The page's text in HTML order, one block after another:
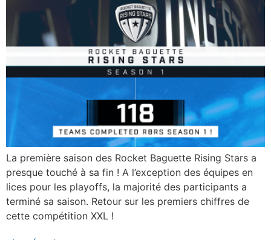
La première saison des Rocket Baguette Rising Stars a
presque touché à sa fin ! A l’exception des équipes en
lices pour les playoffs, la majorité des participants a
terminé sa saison. Retour sur les premiers chiffres de
cette compétition XXL !